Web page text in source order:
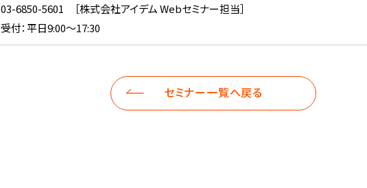
03-6850-5601 ［株式会社アイデム Webセミナー担当］
受付：平日9:00～17:30
セミナー一覧へ戻る